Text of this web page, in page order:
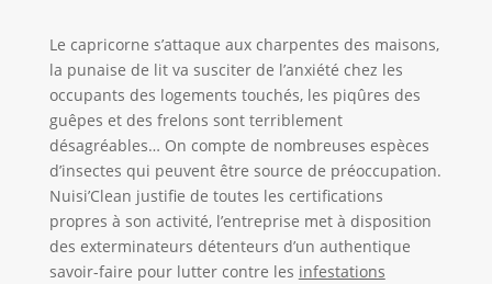
Le capricorne s’attaque aux charpentes des maisons,
la punaise de lit va susciter de l’anxiété chez les
occupants des logements touchés, les piqûres des
guêpes et des frelons sont terriblement
désagréables… On compte de nombreuses espèces
d’insectes qui peuvent être source de préoccupation.
Nuisi’Clean justifie de toutes les certifications
propres à son activité, l’entreprise met à disposition
des exterminateurs détenteurs d’un authentique
savoir-faire pour lutter contre les infestations